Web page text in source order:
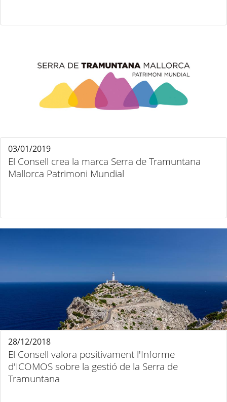
El Consell crea la marca Serra de Tramuntana
Mallorca Patrimoni Mundial
03/01/2019
El Consell valora positivament l'Informe
d'ICOMOS sobre la gestió de la Serra de
Tramuntana
28/12/2018